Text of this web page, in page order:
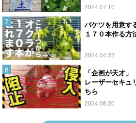
2024.07.10
バケツを用意す
１７０本作る方
2024.04.23
「企画が天才
レーザーセキュ
ちら
2024.08.20